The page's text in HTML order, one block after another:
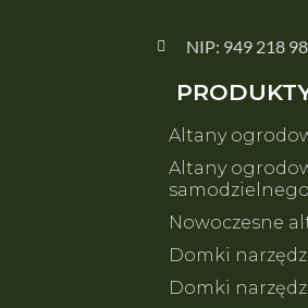
NIP: 949 218
Altany
Altany
Nowoczesne
Domki
Domki